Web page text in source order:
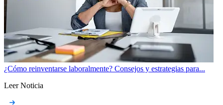
¿Cómo reinventarse laboralmente? Consejos y estrategias para...
Leer Noticia